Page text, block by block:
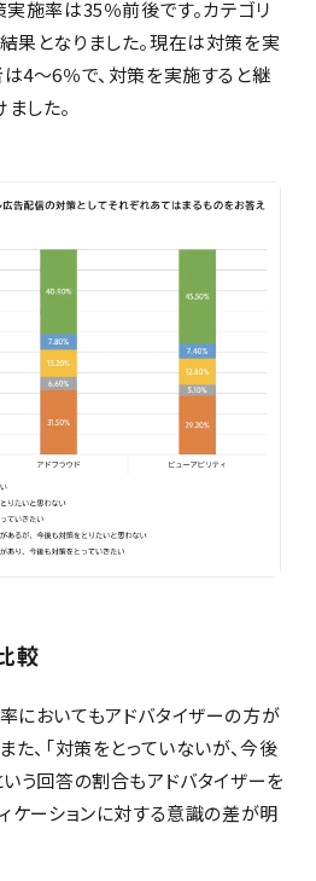
実施率は35％前後です。カテゴリ
果となりました。現在は対策を実
4〜6％で、対策を実施すると継
した。
較
においてもアドバタイザーの方が
た、「対策をとっていないが、今後
いう回答の割合もアドバタイザーを
ケーションに対する意識の差が明